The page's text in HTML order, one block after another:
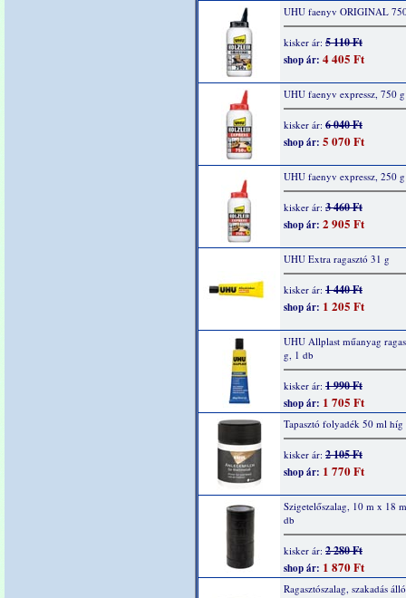
UHU faenyv ORIGINAL
kisker ár: 5 110 Ft
shop ár: 4 405 Ft
UHU faenyv expressz, 750 g
kisker ár: 6 040 Ft
shop ár: 5 070 Ft
UHU faenyv expressz, 250 g
kisker ár: 3 460 Ft
shop ár: 2 905 Ft
UHU Extra ragasztó 31 g
kisker ár: 1 440 Ft
shop ár: 1 205 Ft
UHU Allplast műanyag
g, 1 db
kisker ár: 1 990 Ft
shop ár: 1 705 Ft
Tapasztó folyadék 50 ml híg
kisker ár: 2 105 Ft
shop ár: 1 770 Ft
Szigetelőszalag, 10 m x 18
db
kisker ár: 2 280 Ft
shop ár: 1 870 Ft
Ragasztószalag, szakadás